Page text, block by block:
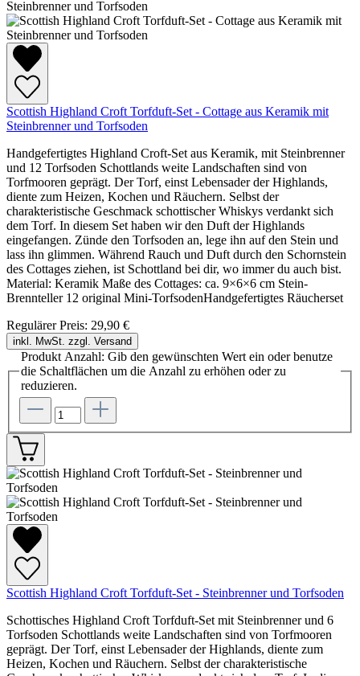
Scottish Highland Croft Torfduft-Set - Cottage aus Keramik mit
Steinbrenner und Torfsoden
Handgefertigtes Highland Croft-Set aus Keramik, mit Steinbrenner
und 12 Torfsoden Schottlands weite Landschaften sind von
Torfmooren geprägt. Der Torf, einst Lebensader der Highlands,
diente zum Heizen, Kochen und Räuchern. Selbst der
charakteristische Geschmack schottischer Whiskys verdankt sich
dem Torf. In diesem Set haben wir den Duft der Highlands
eingefangen. Zünde den Torfsoden an, lege ihn auf den Stein und
lass ihn glimmen. Während Rauch und Duft durch den Schornstein
des Cottages ziehen, ist Schottland bei dir, wo immer du auch bist.
Material: Keramik Maße des Cottages: ca. 9×6×6 cm Stein-
Brennteller 12 original Mini-TorfsodenHandgefertigtes Räucherset
Regulärer Preis: 29,90 €
inkl. MwSt. zzgl. Versand
Produkt Anzahl: Gib den gewünschten Wert ein oder benutze
die Schaltflächen um die Anzahl zu erhöhen oder zu
reduzieren.
Scottish Highland Croft Torfduft-Set - Steinbrenner und Torfsoden
Schottisches Highland Croft Torfduft-Set mit Steinbrenner und 6
Torfsoden Schottlands weite Landschaften sind von Torfmooren
geprägt. Der Torf, einst Lebensader der Highlands, diente zum
Heizen, Kochen und Räuchern. Selbst der charakteristische